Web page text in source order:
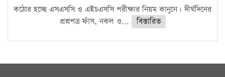
কঠোর হচ্ছে এসএসসি ও এইচএসসি পরীক্ষার নিয়ম কানুনে। দীর্ঘদিনের
প্রশ্নপত্র ফাঁস, নকল ও...
বিস্তারিত